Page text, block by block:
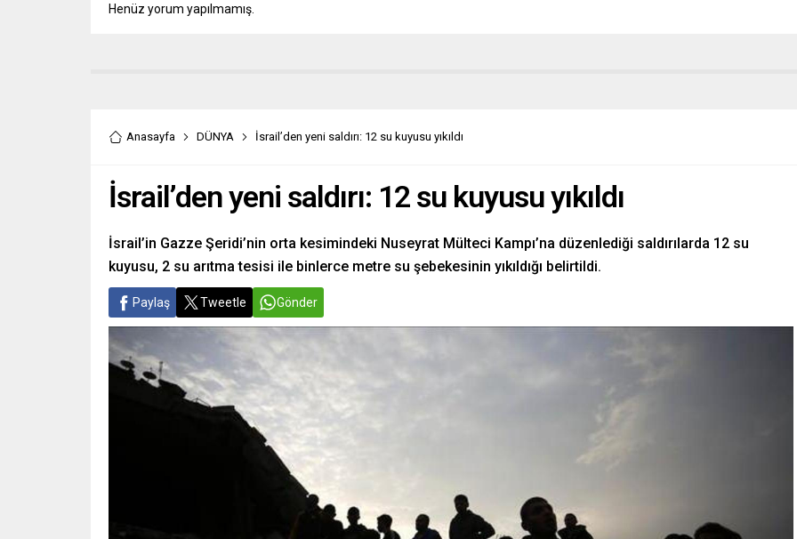
Henüz yorum yapılmamış.
Anasayfa DÜNYA İsrail’den yeni saldırı: 12 su kuyusu yıkıldı
İsrail’den yeni saldırı: 12 su kuyusu yıkıldı
İsrail’in Gazze Şeridi’nin orta kesimindeki Nuseyrat Mülteci Kampı’na düzenlediği saldırılarda 12 su
kuyusu, 2 su arıtma tesisi ile binlerce metre su şebekesinin yıkıldığı belirtildi.
Paylaş Tweetle Gönder